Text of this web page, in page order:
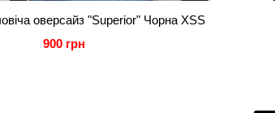
оверсайз "Superior" Чорна XSS
900 грн